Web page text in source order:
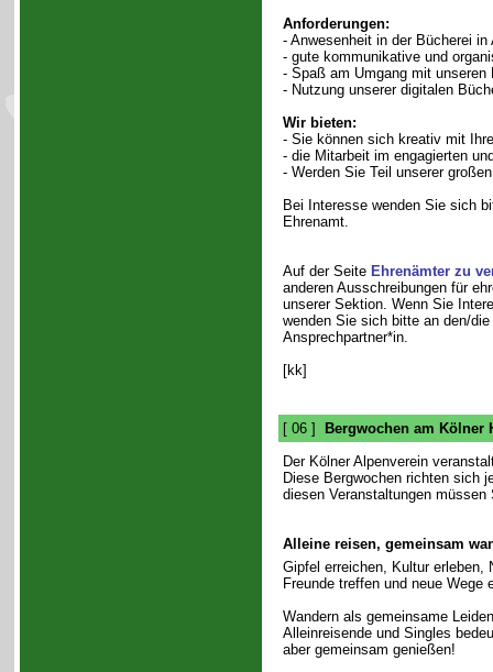
Anforderungen:
- Anwesenheit in der Bücherei
- gute kommunikative und
- Spaß am Umgang mit unseren
- Nutzung unserer digitalen
Wir bieten:
- Sie können sich kreativ mit
- die Mitarbeit im engagierten
- Werden Sie Teil unserer
Bei Interesse wenden Sie sich
Ehrenamt.
Auf der Seite Ehrenämter zu
anderen Ausschreibungen für
unserer Sektion. Wenn Sie
wenden Sie sich bitte an den/
Ansprechpartner*in.
[kk]
[ 06 ]
Bergwochen am Kölner
Der Kölner Alpenverein
Diese Bergwochen richten sich
diesen Veranstaltungen
Alleine reisen, gemeinsam
Gipfel erreichen, Kultur erleben,
Freunde treffen und neue Wege
Wandern als gemeinsame
Alleinreisende und Singles
aber gemeinsam genießen!